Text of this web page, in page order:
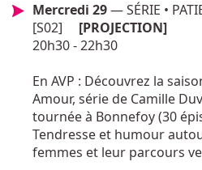
Mercredi 29— SÉRIE •
[S02] [PROJECTION]
20h30 - 22h30
En AVP : Découvrez la
Amour, série de Camille
tournée à Bonnefoy (30
Tendresse et humour
femmes et leur parcours